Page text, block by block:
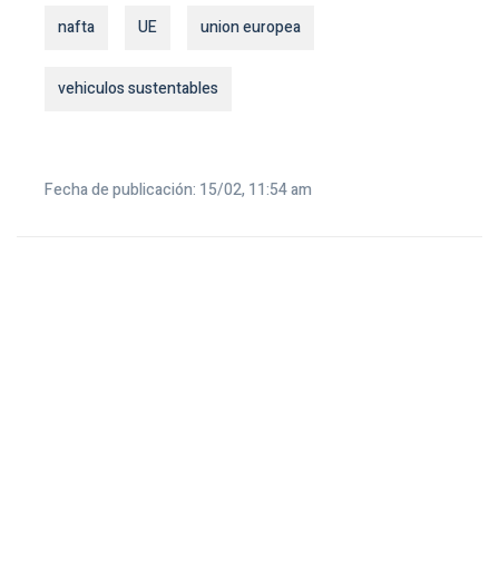
nafta UE union europea
vehiculos sustentables
Fecha de publicación: 15/02, 11:54 am